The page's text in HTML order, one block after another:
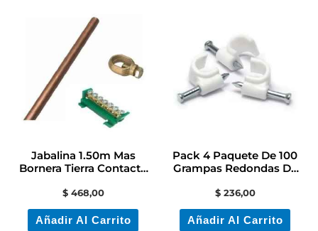
Jabalina 1.50m Mas
Bornera Tierra Contacto
$468,00
Añadir Al Carrito
Pack 4 Paquete De 100
Grampas Redondas De
$236,00
Añadir Al Carrito